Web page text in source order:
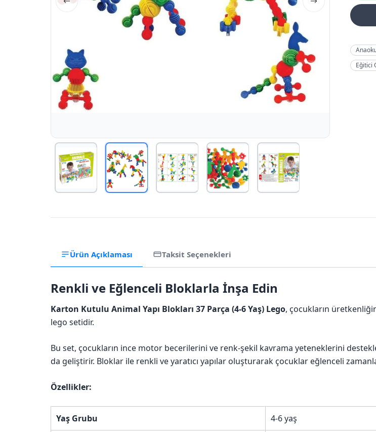
Eğitici
Ürün Açıklaması Taksit Seçenekleri
Renkli ve Eğlenceli Bloklarla İnşa Edin
Karton Kutulu Animal Yapı Blokları 37 Parça (4-6 Yaş) Lego, çocukların
lego setidir.
Bu set, çocukların ince motor becerilerini ve renk-şekil kavrama yeteneklerini
da geliştirir. Bloklar ile renkli ve yaratıcı yapılar oluşturarak çocuklar eğlenceli
Özellikler:
Yaş Grubu 4-6 yaş